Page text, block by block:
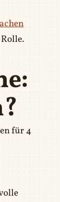
für 4